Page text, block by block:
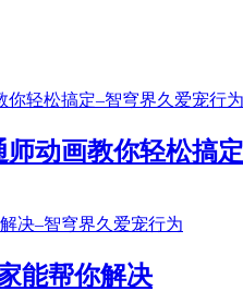
动画教你轻松搞定
能帮你解决